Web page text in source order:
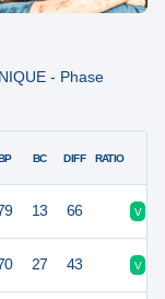
- Phase
BC DIFF RATIO
13 66 V
27 43 V